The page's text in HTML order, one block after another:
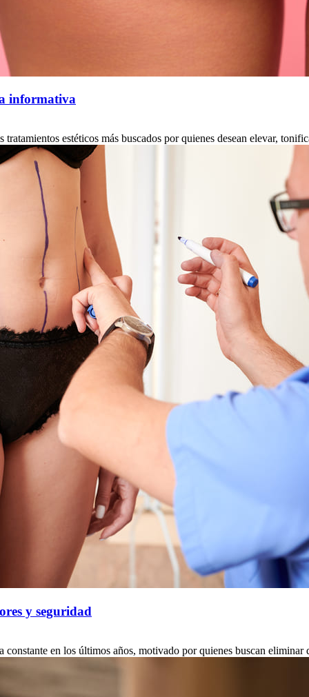
informativa
estéticos más buscados por quienes desean elevar,
y seguridad
en los últimos años, motivado por quienes buscan